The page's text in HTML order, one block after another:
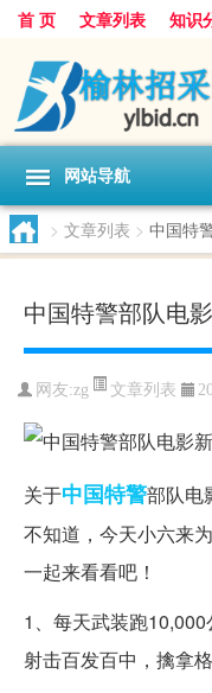
首 页 文章列表 知识
网站导航
> 文章列表 > 中国特
中国特警部队电
网友:zg 文章列表
关于中国特警部队电
不知道，今天小六来
一起来看看吧！
1、每天武装跑
射击百发百中，擒拿